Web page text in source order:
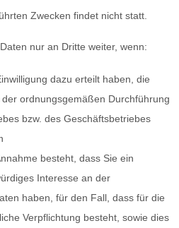
Zwecken findet nicht statt.
nur an Dritte weiter, wenn:
dazu erteilt haben, die
ordnungsgemäßen Durchführung
bzw. des Geschäftsbetriebes
besteht, dass Sie ein
Interesse an der
haben, für den Fall, dass für die
Verpflichtung besteht, sowie dies